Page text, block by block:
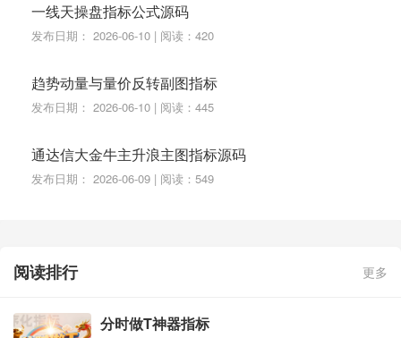
一线天操盘指标公式源码
发布日期： 2026-06-10 | 阅读：420
趋势动量与量价反转副图指标
发布日期： 2026-06-10 | 阅读：445
通达信大金牛主升浪主图指标源码
发布日期： 2026-06-09 | 阅读：549
阅读排行 更多
分时做T神器指标